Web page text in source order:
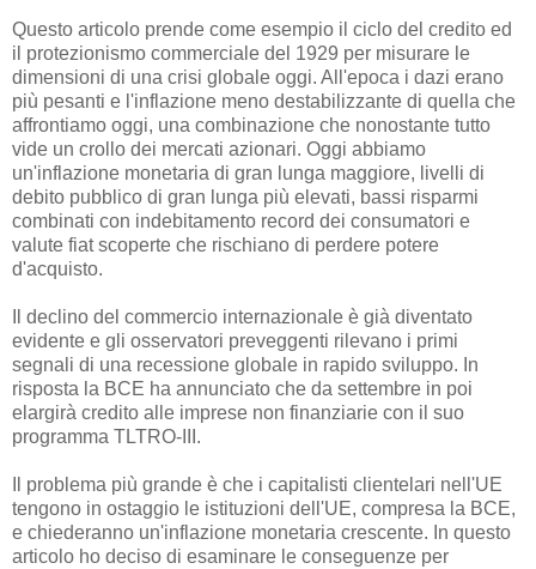
Questo articolo prende come esempio il ciclo del credito ed
il protezionismo commerciale del 1929 per misurare le
dimensioni di una crisi globale oggi. All'epoca i dazi erano
più pesanti e l'inflazione meno destabilizzante di quella che
affrontiamo oggi, una combinazione che nonostante tutto
vide un crollo dei mercati azionari. Oggi abbiamo
un'inflazione monetaria di gran lunga maggiore, livelli di
debito pubblico di gran lunga più elevati, bassi risparmi
combinati con indebitamento record dei consumatori e
valute fiat scoperte che rischiano di perdere potere
d'acquisto.
Il declino del commercio internazionale è già diventato
evidente e gli osservatori preveggenti rilevano i primi
segnali di una recessione globale in rapido sviluppo. In
risposta la BCE ha annunciato che da settembre in poi
elargirà credito alle imprese non finanziarie con il suo
programma TLTRO-III.
Il problema più grande è che i capitalisti clientelari nell'UE
tengono in ostaggio le istituzioni dell'UE, compresa la BCE,
e chiederanno un'inflazione monetaria crescente. In questo
articolo ho deciso di esaminare le conseguenze per